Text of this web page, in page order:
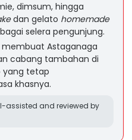
dimsum, hingga
dan gelato homemade
selera pengunjung.
membuat Astaganaga
cabang tambahan di
yang tetap
khasnya.
assisted and reviewed by